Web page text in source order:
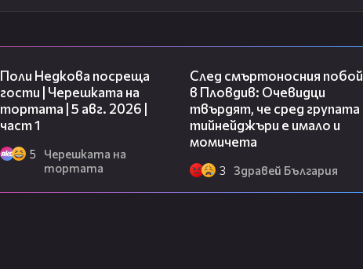
Поли Недкова посреща
гости | Черешката на
тортата | 5 авг. 2026 |
част 1
5
Черешката на
тортата
След смъртоносния побой
в Пловдив: Очевидци
твърдят, че сред групата
тийнейджъри е имало и
момичета
3 Здравей България